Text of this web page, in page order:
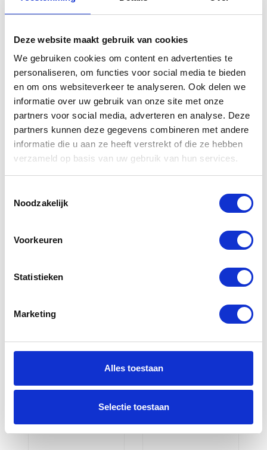
Deze website maakt gebruik van cookies
We gebruiken cookies om content en advertenties te
personaliseren, om functies voor social media te bieden
en om ons websiteverkeer te analyseren. Ook delen we
informatie over uw gebruik van onze site met onze
partners voor social media, adverteren en analyse. Deze
partners kunnen deze gegevens combineren met andere
informatie die u aan ze heeft verstrekt of die ze hebben
verzameld op basis van uw gebruik van hun services.
Noodzakelijk
Voorkeuren
Statistieken
Marketing
Alles toestaan
Selectie toestaan
producten
Yamaha
voor topkoffer
Yamaha
Topkoffer city
50 liter
Uitlaatdemper
motorfiets